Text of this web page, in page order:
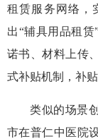
租赁服务网络，
出“辅具用品租
诺书、材料上传
式补贴机制，补
类似的场景
市在普仁中医院